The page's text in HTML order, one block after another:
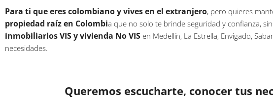
Para ti que eres colombiano y vives en el extranjero, pero quieres
propiedad raíz en Colombia que no solo te brinde seguridad y confianza,
inmobiliarios VIS y vivienda No VIS en Medellín, La Estrella, Envigado,
necesidades.
Queremos escucharte, conocer tus